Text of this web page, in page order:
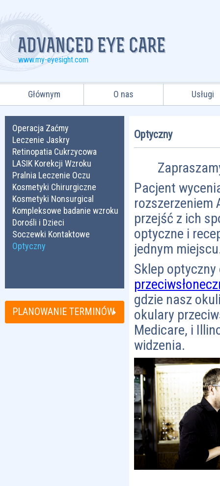
www.my-eyesight.com
Głównym O nas Usługi
Operacja Zaćmy
Leczenie Jaskry
Retinopatia Cukrzycowa
LASIK Korekcji Wzroku
Pralnia Leczenie Oczu
Kosmetyki Chirurgiczne
Kosmetyki Nonsurgical
Kompleksowe badanie wzroku
Dorośli i Dzieci
Soczewki Kontaktowe
Optyczny
PLANOWANIE TERMINÓW
Optyczny
Zapraszamy
Pacjent
rozszerzeniem
przejść z ich
optyczne i
jednym
Sklep
gdzie nasz
okulary
Medicare, i
widzenia.